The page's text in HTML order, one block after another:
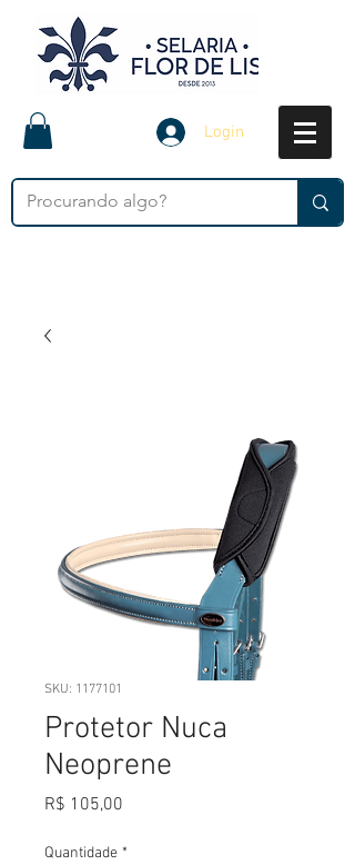
Login
SKU: 1177101
Protetor Nuca
Neoprene
R$ 105,00
Quantidade *